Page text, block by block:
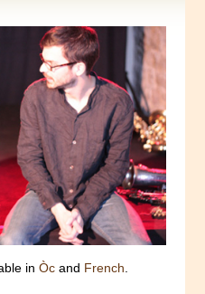
inÒc and French.